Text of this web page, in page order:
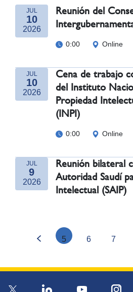
JUL
10
2026
Reunión del
0:00 Online
JUL
10
2026
Cena de trabajo
del Instituto
Propiedad
(INPI)
0:00 Online
JUL
9
2026
Reunión bilateral
Autoridad Saudí
Intelectual (SAIP)
5 6 7